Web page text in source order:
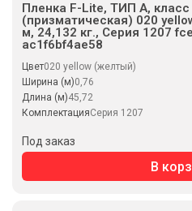
Пленка F-Lite, ТИП А, класс
(призматическая) 020
м, 24,132 кг., Серия 1207
ac1f6bf4ae58
Цвет020 yellow (желтый)
Ширина (м)0,76
Длина (м)45,72
КомплектацияСерия 1207
Под заказ
В